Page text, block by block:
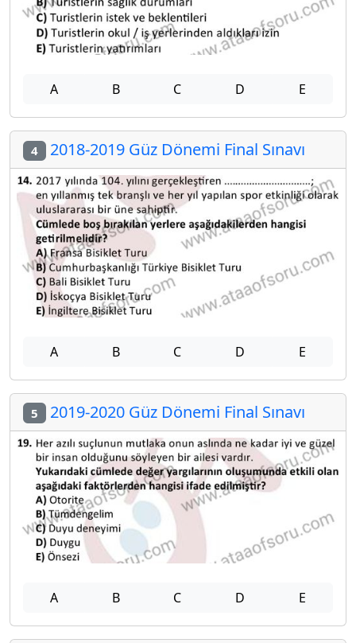
A B C D E
4 2018-2019 Güz Dönemi Final Sınavı
A B C D E
5 2019-2020 Güz Dönemi Final Sınavı
A B C D E